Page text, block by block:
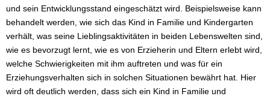
und sein Entwicklungsstand eingeschätzt wird. Beispielsweise kann
behandelt werden, wie sich das Kind in Familie und Kindergarten
verhält, was seine Lieblingsaktivitäten in beiden Lebenswelten sind,
wie es bevorzugt lernt, wie es von Erzieherin und Eltern erlebt wird,
welche Schwierigkeiten mit ihm auftreten und was für ein
Erziehungsverhalten sich in solchen Situationen bewährt hat. Hier
wird oft deutlich werden, dass sich ein Kind in Familie und